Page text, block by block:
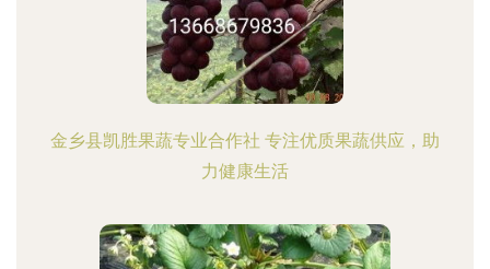
金乡县凯胜果蔬专业合作社 专注优质果蔬供应，助
力健康生活